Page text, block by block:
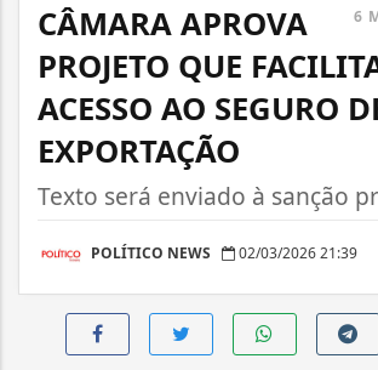
6
CÂMARA APROVA
PROJETO QUE
ACESSO AO SEGURO
EXPORTAÇÃO
Texto será enviado à sanção
POLÍTICO NEWS 02/03/2026 21:39